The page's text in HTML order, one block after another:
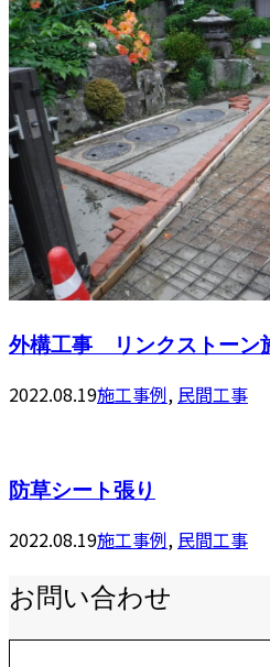
外構工事 リンクストーン
2022.08.19施工事例, 民間工事
防草シート張り
2022.08.19施工事例, 民間工事
お問い合わせ